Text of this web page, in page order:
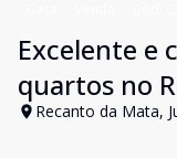
Excelente e
quartos no
Recanto da Mata,